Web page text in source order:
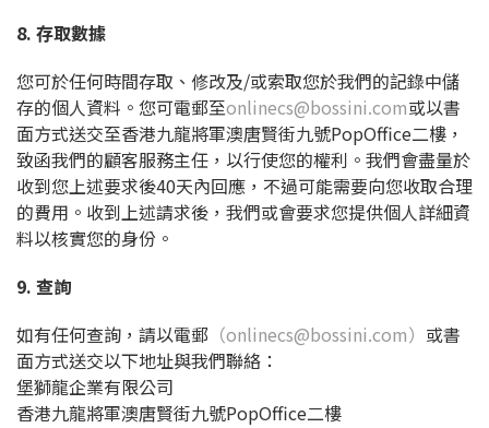
8. 存取數據
您可於任何時間存取、修改及/或索取您於我們的記錄中儲
存的個人資料。您可電郵至onlinecs@bossini.com或以書
面方式送交至香港九龍將軍澳唐賢街九號PopOffice二樓，
致函我們的顧客服務主任，以行使您的權利。我們會盡量於
收到您上述要求後40天內回應，不過可能需要向您收取合理
的費用。收到上述請求後，我們或會要求您提供個人詳細資
料以核實您的身份。
9. 查詢
如有任何查詢，請以電郵 （onlinecs@bossini.com） 或書
面方式送交以下地址與我們聯絡：
堡獅龍企業有限公司
香港九龍將軍澳唐賢街九號PopOffice二樓